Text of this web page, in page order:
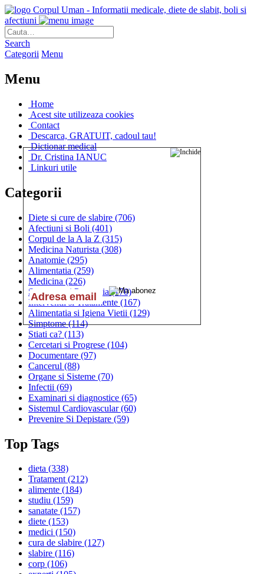
Corpul Uman - Informatii medicale, diete de slabit, boli si
afectiuni
Search
Categorii Menu
Menu
Home
Acest site utilizeaza cookies
Contact
Descarca, GRATUIT, cadoul tau!
Dictionar medical
Dr. Cristina IANUC
Linkuri utile
Categorii
Diete si cure de slabire (706)
Afectiuni si Boli (401)
Corpul de la A la Z (315)
Medicina Naturista (308)
Anatomie (295)
Alimentatia (259)
Medicina (226)
Sanatatea si Preventia(170)
Interventii si Tratamente (167)
Alimentatia si Igiena Vietii (129)
Simptome(114)
Stiati ca? (113)
Cercetari si Progrese (104)
Documentare (97)
Cancerul (88)
Organe si Sisteme (70)
Infectii (69)
Examinari si diagnostice (65)
Sistemul Cardiovascular(60)
Prevenire Si Depistare (59)
Top Tags
dieta (338)
Tratament(212)
alimente (184)
studiu (159)
sanatate (157)
diete (153)
medici (150)
cura de slabire (127)
slabire (116)
corp (106)